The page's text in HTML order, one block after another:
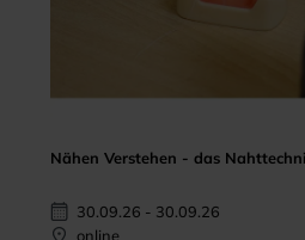
Nähen Verstehen - das
30.09.26 - 30.09.26
online